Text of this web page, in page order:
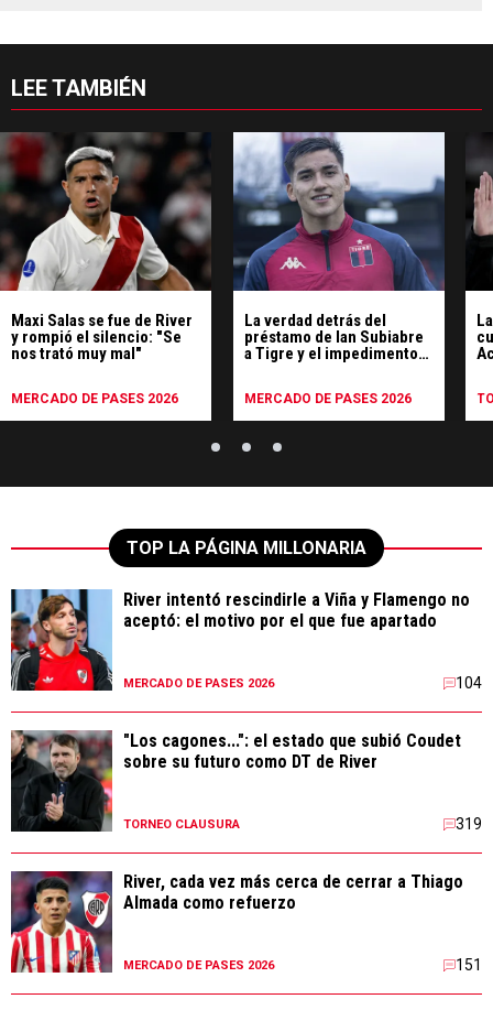
LEE TAMBIÉN
Maxi Salas se fue de River
y rompió el silencio: "Se
nos trató muy mal"
MERCADO DE PASES 2026
La verdad detrás del
préstamo de Ian Subiabre
a Tigre y el impedimento
MERCADO DE PASES 2026
TOP LA PÁGINA MILLONARIA
River intentó rescindirle a Viña y Flamengo no
aceptó: el motivo por el que fue apartado
MERCADO DE PASES 2026 104
"Los cagones...": el estado que subió Coudet
sobre su futuro como DT de River
TORNEO CLAUSURA 319
River, cada vez más cerca de cerrar a Thiago
Almada como refuerzo
MERCADO DE PASES 2026 151